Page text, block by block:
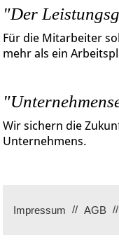
"Der
Für die Mitarbeiter
mehr als ein
Wir sichern die
Unternehmens.
Impressum AGB